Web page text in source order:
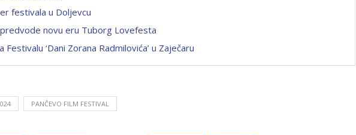
festivala u Doljevcu
novu eru Tuborg Lovefesta
Festivalu ‘Dani Zorana Radmilovića’ u Zaječaru
PANČEVO FILM FESTIVAL